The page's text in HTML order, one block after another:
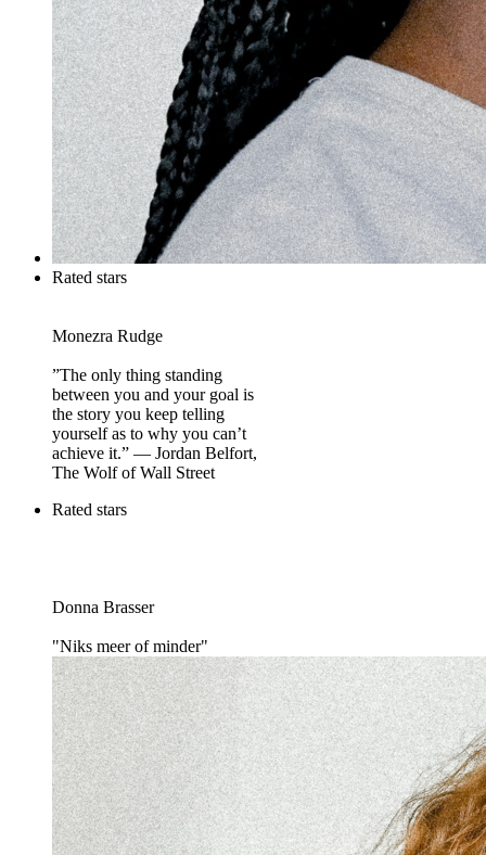
Rated stars
Monezra Rudge
”The only thing standing
between you and your goal is
the story you keep telling
yourself as to why you can’t
achieve it.” — Jordan Belfort,
The Wolf of Wall Street
Rated stars
Donna Brasser
"Niks meer of minder"